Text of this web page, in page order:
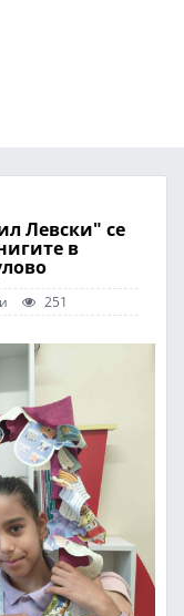
Левски" се
в
251